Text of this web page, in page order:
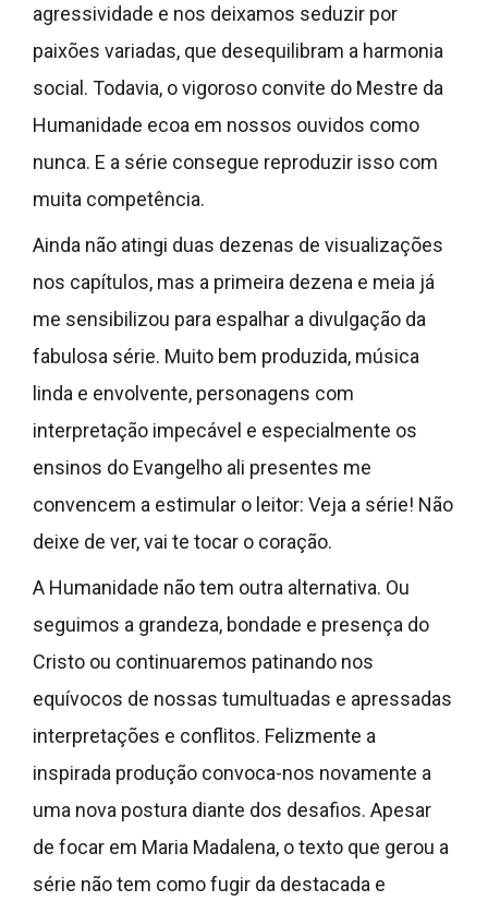
agressividade e nos deixamos seduzir por
paixões variadas, que desequilibram a harmonia
social. Todavia, o vigoroso convite do Mestre da
Humanidade ecoa em nossos ouvidos como
nunca. E a série consegue reproduzir isso com
muita competência.
Ainda não atingi duas dezenas de visualizações
nos capítulos, mas a primeira dezena e meia já
me sensibilizou para espalhar a divulgação da
fabulosa série. Muito bem produzida, música
linda e envolvente, personagens com
interpretação impecável e especialmente os
ensinos do Evangelho ali presentes me
convencem a estimular o leitor: Veja a série! Não
deixe de ver, vai te tocar o coração.
A Humanidade não tem outra alternativa. Ou
seguimos a grandeza, bondade e presença do
Cristo ou continuaremos patinando nos
equívocos de nossas tumultuadas e apressadas
interpretações e conflitos. Felizmente a
inspirada produção convoca-nos novamente a
uma nova postura diante dos desafios. Apesar
de focar em Maria Madalena, o texto que gerou a
série não tem como fugir da destacada e